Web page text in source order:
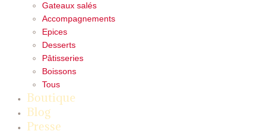
Gateaux salés
Accompagnements
Epices
Desserts
Pâtisseries
Boissons
Tous
Boutique
Blog
Presse